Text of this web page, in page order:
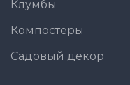
Клумбы
Компостеры
Садовый декор